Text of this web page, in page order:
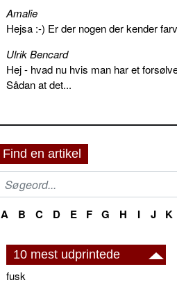
Amalie
Hejsa :-) Er der nogen der kender
Ulrik Bencard
Hej - hvad nu hvis man har et
Sådan at det...
Find en artikel
A B C D E F G H I J K
10 mest udprintede
fusk